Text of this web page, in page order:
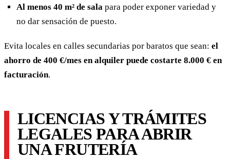
Al menos 40 m² de sala para poder exponer variedad y
no dar sensación de puesto.
Evita locales en calles secundarias por baratos que sean: el
ahorro de 400 €/mes en alquiler puede costarte 8.000 € en
facturación.
LICENCIAS Y TRÁMITES
LEGALES PARA ABRIR
UNA FRUTERÍA